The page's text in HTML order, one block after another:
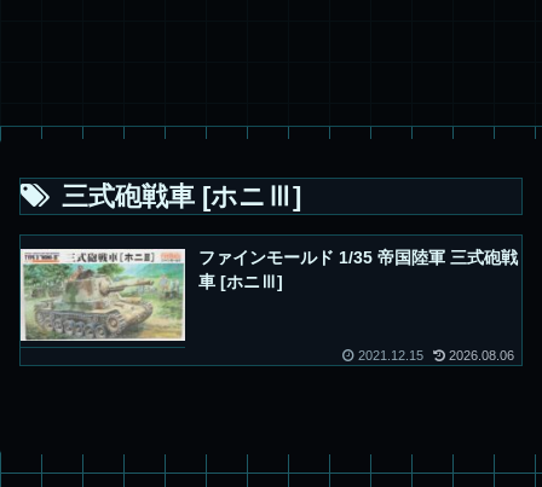
三式砲戦車 [ホニⅢ]
ファインモールド 1/35 帝国陸軍 三式砲戦
車 [ホニⅢ]
2021.12.15 2026.08.06